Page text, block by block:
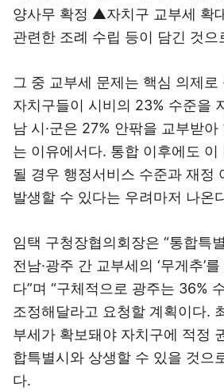
양사무 확정 ▲자치구 교부세 확
관련한 조례 수립 등이 담긴 것으
그 중 교부세 문제는 핵심 의제
자치구들이 시비의 23% 수준을
남 시·군은 27% 안팎을 교부받
는 이유에서다. 통합 이후에도 이
될 경우 행정서비스 수준과 재정
발생할 수 있다는 우려마저 나온
임택 구청장협의회장은 “통합특
전남·광주 간 교부세의 ‘무게추’
다”며 “구체적으로 광주는 36%
조정해달라고 요청할 계획이다.
부세가 확보돼야 자치구에 적정
합특별시와 상생할 수 있을 것으
다.